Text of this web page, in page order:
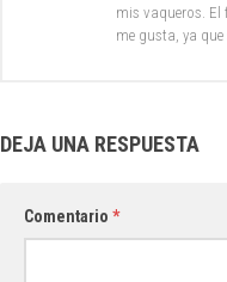
mis vaqueros. El
me gusta, ya
DEJA UNA RESPUESTA
Comentario *